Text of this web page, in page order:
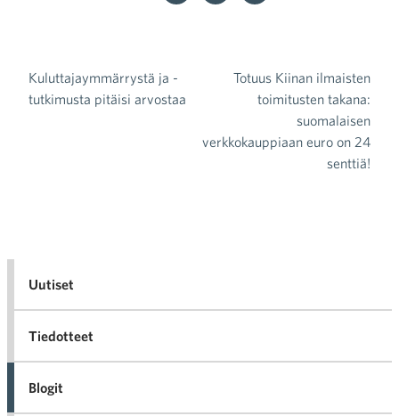
Artikkelien selaus
Kuluttajaymmärrystä ja -
tutkimusta pitäisi arvostaa
Totuus Kiinan ilmaisten
toimitusten takana:
suomalaisen
verkkokauppiaan euro on 24
senttiä!
Uutiset
Tiedotteet
Blogit